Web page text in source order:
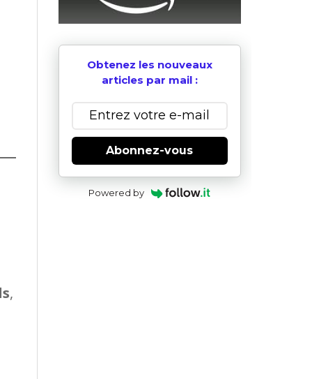
,
Obtenez les nouveaux
articles par mail :
Abonnez-vous
Powered by